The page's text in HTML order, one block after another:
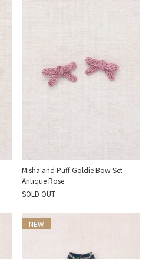
Misha and Puff Goldie Bow Set -
Antique Rose
SOLD OUT
NEW